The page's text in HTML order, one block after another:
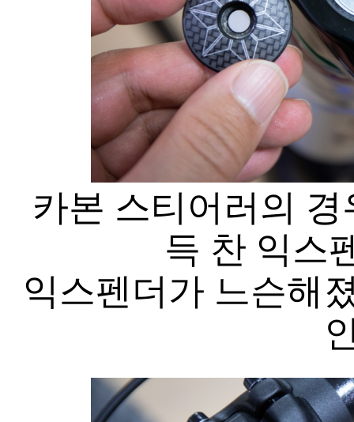
카본 스티어러의
득 찬 익스
익스펜더가 느슨해